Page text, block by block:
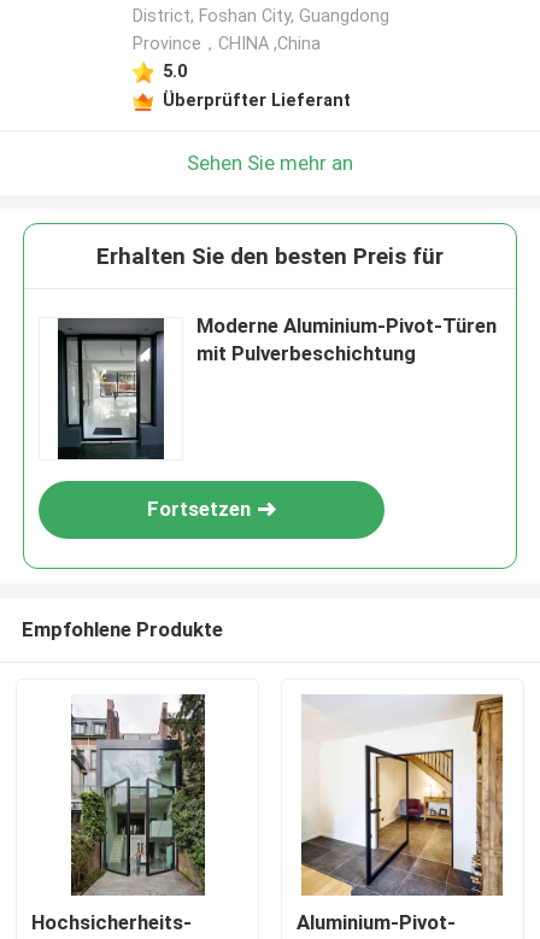
District, Foshan City, Guangdong
Province，CHINA ,China
5.0
Überprüfter Lieferant
Sehen Sie mehr an
Erhalten Sie den besten Preis für
Moderne Aluminium-Pivot-Türen
mit Pulverbeschichtung
Fortsetzen
Empfohlene Produkte
Hochsicherheits-
Aluminium-Pivot-